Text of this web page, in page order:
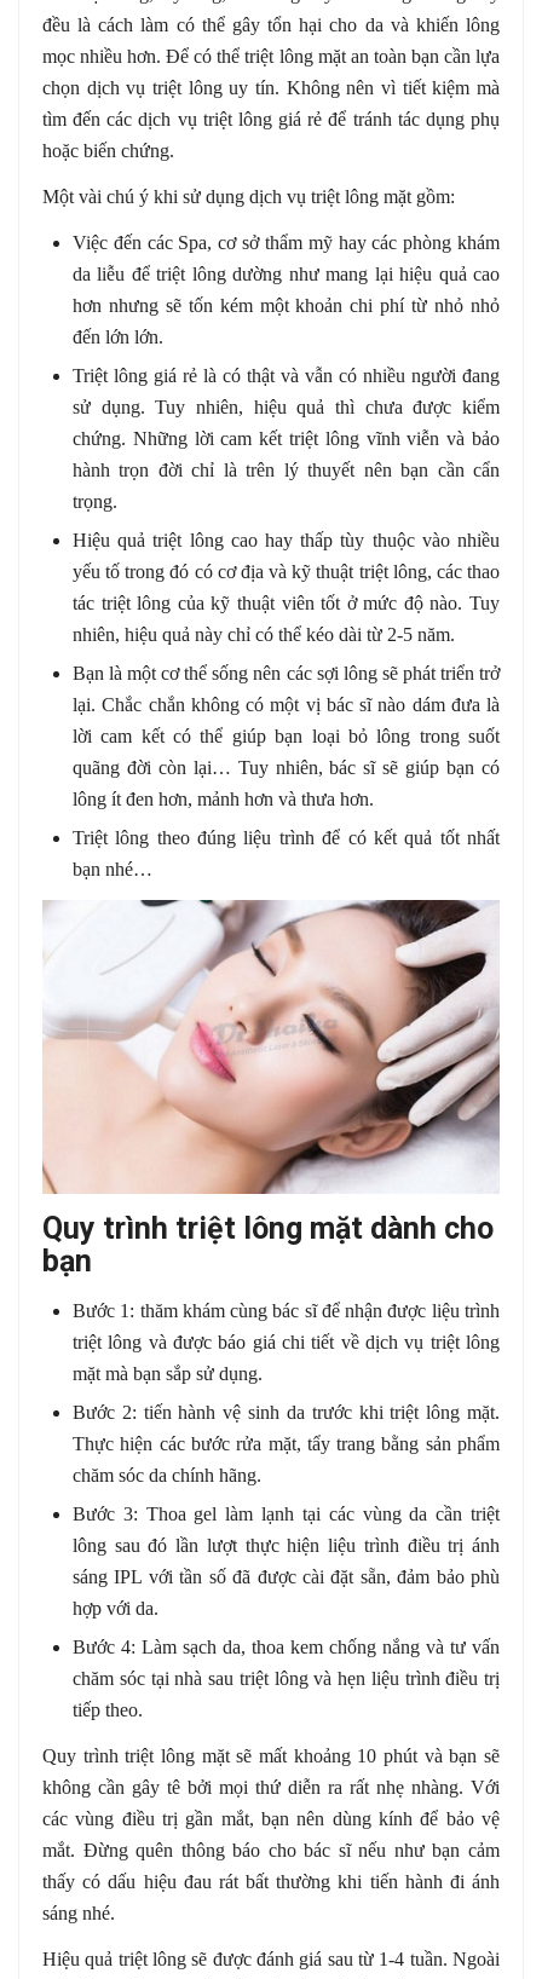
đều là cách làm có thể gây tổn hại cho da và khiến lông
mọc nhiều hơn. Để có thể triệt lông mặt an toàn bạn cần lựa
chọn dịch vụ triệt lông uy tín. Không nên vì tiết kiệm mà
tìm đến các dịch vụ triệt lông giá rẻ để tránh tác dụng phụ
hoặc biến chứng.
Một vài chú ý khi sử dụng dịch vụ triệt lông mặt gồm:
Việc đến các Spa, cơ sở thẩm mỹ hay các phòng khám
da liễu để triệt lông dường như mang lại hiệu quả cao
hơn nhưng sẽ tốn kém một khoản chi phí từ nhỏ nhỏ
đến lớn lớn.
Triệt lông giá rẻ là có thật và vẫn có nhiều người đang
sử dụng. Tuy nhiên, hiệu quả thì chưa được kiểm
chứng. Những lời cam kết triệt lông vĩnh viễn và bảo
hành trọn đời chỉ là trên lý thuyết nên bạn cần cẩn
trọng.
Hiệu quả triệt lông cao hay thấp tùy thuộc vào nhiều
yếu tố trong đó có cơ địa và kỹ thuật triệt lông, các thao
tác triệt lông của kỹ thuật viên tốt ở mức độ nào. Tuy
nhiên, hiệu quả này chỉ có thể kéo dài từ 2-5 năm.
Bạn là một cơ thể sống nên các sợi lông sẽ phát triển trở
lại. Chắc chắn không có một vị bác sĩ nào dám đưa là
lời cam kết có thể giúp bạn loại bỏ lông trong suốt
quãng đời còn lại… Tuy nhiên, bác sĩ sẽ giúp bạn có
lông ít đen hơn, mảnh hơn và thưa hơn.
Triệt lông theo đúng liệu trình để có kết quả tốt nhất
bạn nhé…
Quy trình triệt lông mặt dành cho
bạn
Bước 1: thăm khám cùng bác sĩ để nhận được liệu trình
triệt lông và được báo giá chi tiết về dịch vụ triệt lông
mặt mà bạn sắp sử dụng.
Bước 2: tiến hành vệ sinh da trước khi triệt lông mặt.
Thực hiện các bước rửa mặt, tẩy trang bằng sản phẩm
chăm sóc da chính hãng.
Bước 3: Thoa gel làm lạnh tại các vùng da cần triệt
lông sau đó lần lượt thực hiện liệu trình điều trị ánh
sáng IPL với tần số đã được cài đặt sẵn, đảm bảo phù
hợp với da.
Bước 4: Làm sạch da, thoa kem chống nắng và tư vấn
chăm sóc tại nhà sau triệt lông và hẹn liệu trình điều trị
tiếp theo.
Quy trình triệt lông mặt sẽ mất khoảng 10 phút và bạn sẽ
không cần gây tê bởi mọi thứ diễn ra rất nhẹ nhàng. Với
các vùng điều trị gần mắt, bạn nên dùng kính để bảo vệ
mắt. Đừng quên thông báo cho bác sĩ nếu như bạn cảm
thấy có dấu hiệu đau rát bất thường khi tiến hành đi ánh
sáng nhé.
Hiệu quả triệt lông sẽ được đánh giá sau từ 1-4 tuần. Ngoài